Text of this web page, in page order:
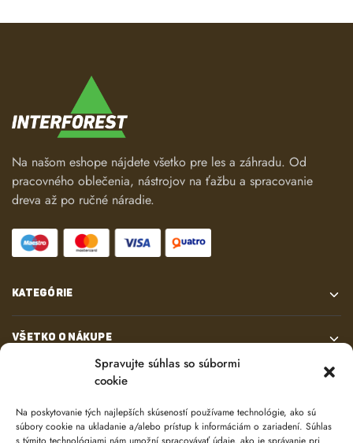
Spravujte súhlas so súbormi
cookie
Na poskytovanie tých najlepších skúseností používame technológie, ako sú
súbory cookie na ukladanie a/alebo prístup k informáciám o zariadení. Súhlas
Na našom eshope nájdete všetko pre les a záhradu. Od
pracovného oblečenia, nástrojov na ťažbu a spracovanie
dreva až po ručné náradie.
KATEGÓRIE
VŠETKO O NÁKUPE